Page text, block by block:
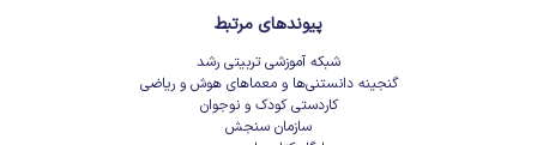
پیوندهای مرتبط
شبکه آموزشی تربیتی رشد
گنجینه دانستنی‌ها و معماهای هوش و ریاضی
کاردستی کودک و نوجوان
سازمان سنجش